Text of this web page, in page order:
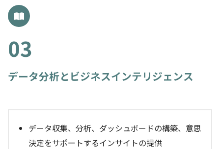
データ分析とビジネスインテリジェンス
データ収集、分析、ダッシュボードの構築、意思
決定をサポートするインサイトの提供